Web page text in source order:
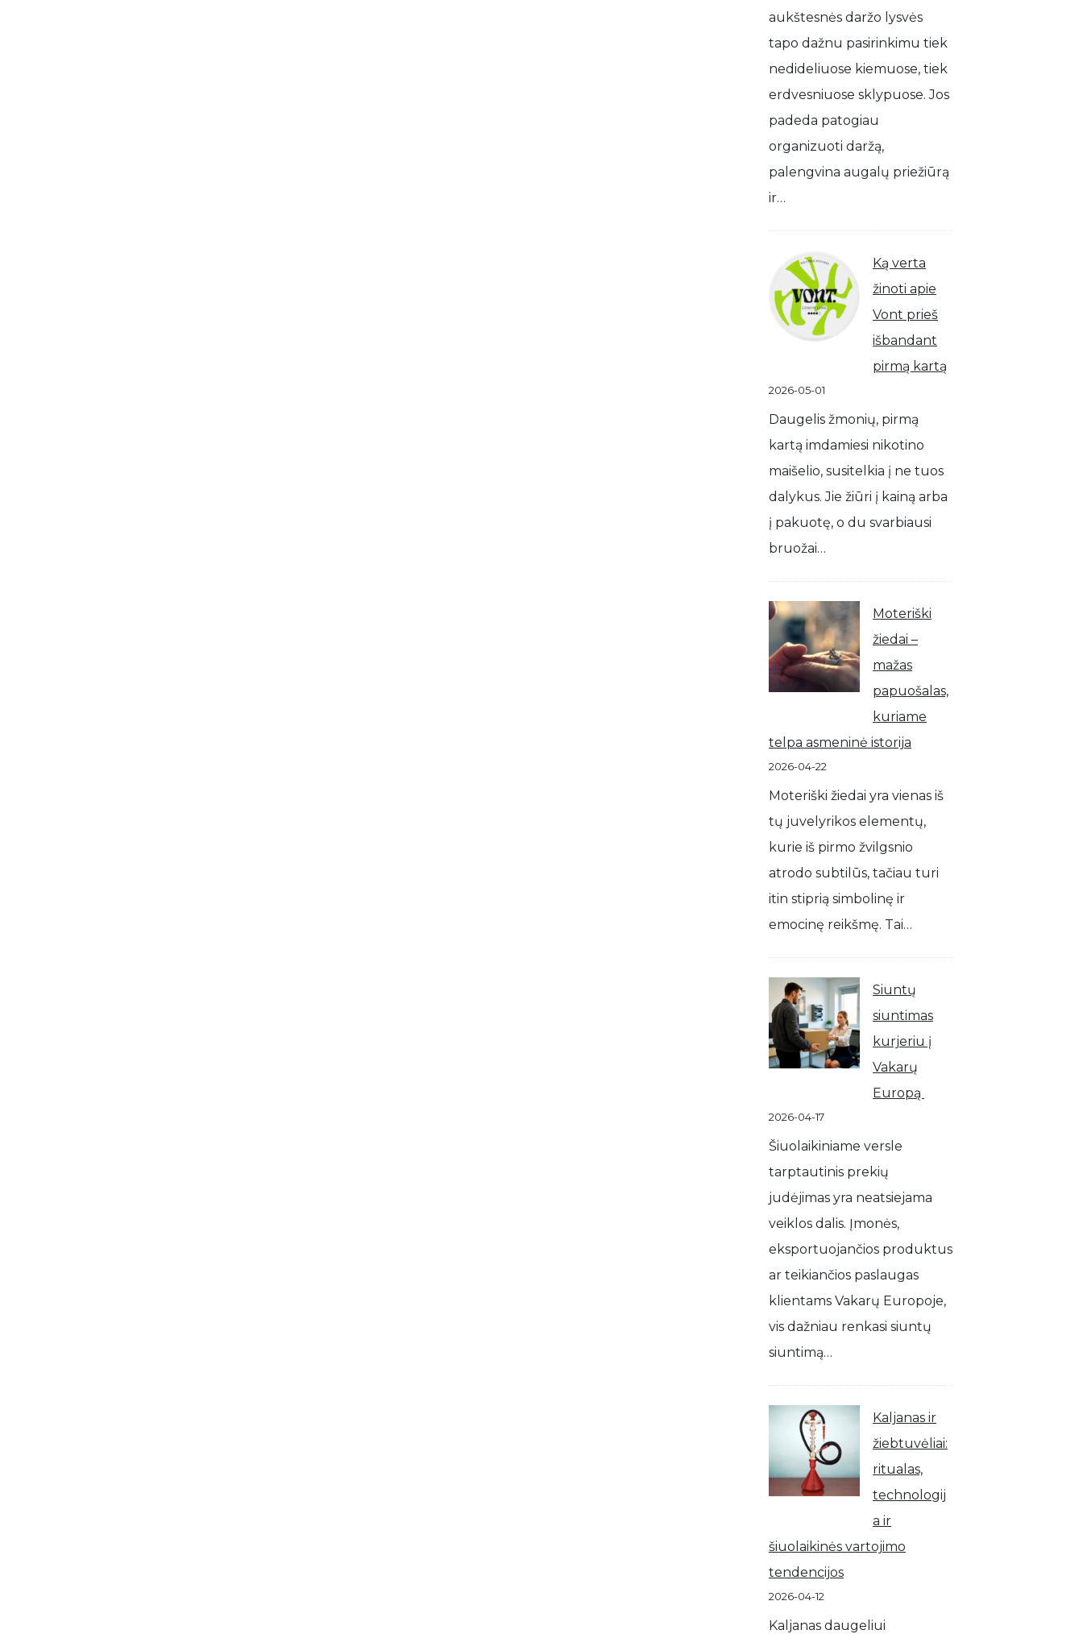
aukštesnės daržo lysvės
tapo dažnu pasirinkimu tiek
nedideliuose kiemuose, tiek
erdvesniuose sklypuose. Jos
padeda patogiau
organizuoti daržą,
palengvina augalų priežiūrą
ir…
Ką verta
žinoti apie
Vont prieš
išbandant
pirmą kartą
2026-05-01
Daugelis žmonių, pirmą
kartą imdamiesi nikotino
maišelio, susitelkia į ne tuos
dalykus. Jie žiūri į kainą arba
į pakuotę, o du svarbiausi
bruožai…
Moteriški
žiedai –
mažas
papuošalas,
kuriame
telpa asmeninė istorija
2026-04-22
Moteriški žiedai yra vienas iš
tų juvelyrikos elementų,
kurie iš pirmo žvilgsnio
atrodo subtilūs, tačiau turi
itin stiprią simbolinę ir
emocinę reikšmę. Tai…
Siuntų
siuntimas
kurjeriu į
Vakarų
Europą
2026-04-17
Šiuolaikiniame versle
tarptautinis prekių
judėjimas yra neatsiejama
veiklos dalis. Įmonės,
eksportuojančios produktus
ar teikiančios paslaugas
klientams Vakarų Europoje,
vis dažniau renkasi siuntų
siuntimą…
Kaljanas ir
žiebtuvėliai:
ritualas,
technologij
a ir
šiuolaikinės vartojimo
tendencijos
2026-04-12
Kaljanas daugeliui